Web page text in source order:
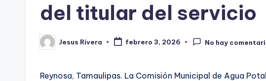
del titular del servicio
Publicado
por
Jesus Rivera febrero 3, 2026 No hay
Reynosa, Tamaulipas. La Comisión Municipal de Agua